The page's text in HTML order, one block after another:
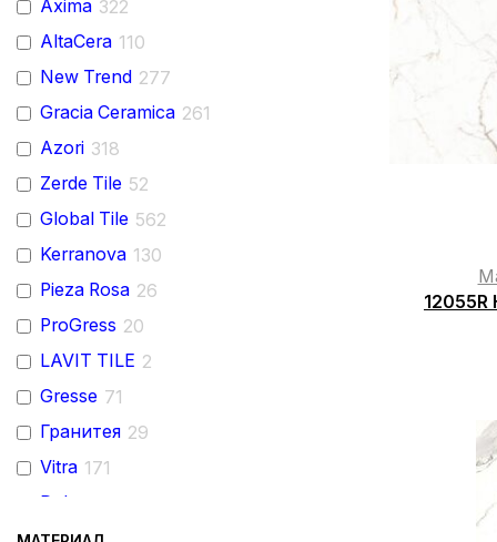
12055R
Axima 322
AltaCera 110
New Trend 277
Gracia Ceramica 261
Azori 318
Zerde Tile 52
Global Tile 562
Kerranova 130
Pieza Rosa 26
ProGress 20
LAVIT TILE 2
Gresse 71
Гранитея 29
Vitra 171
Delacora